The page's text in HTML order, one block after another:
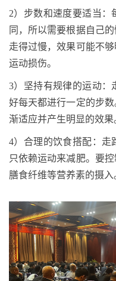
2） 步数和速度要适当 ：
同，所以需要根据自己
走得过慢，效果可能不
运动损伤。
3） 坚持有规律的运动 ：
好每天都进行一定的步
渐适应并产生明显的效果
4） 合理的饮食搭配 ： 走
只依赖运动来减肥。要
膳食纤维等营养素的摄入